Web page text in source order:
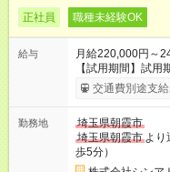
正社員 職種未経験OK
給与
月給220,000円～
【試用期間】試用
交通費別途支給
勤務地
埼玉県朝霞市
埼玉県朝霞市 より
歩5分）